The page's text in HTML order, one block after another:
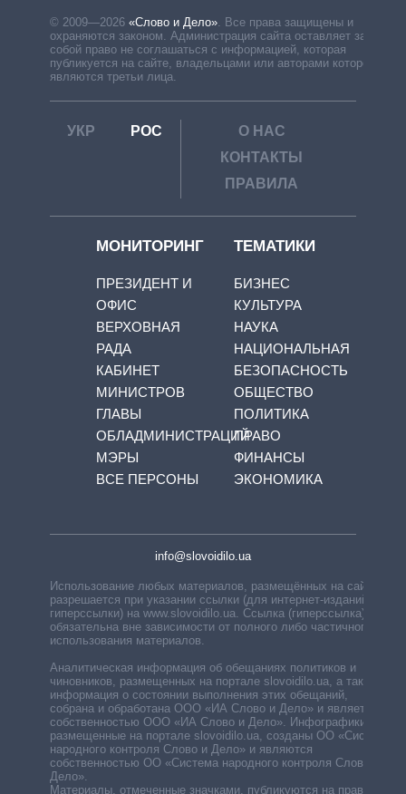
© 2009—2026 «Слово и Дело». Все права защищены и
охраняются законом. Администрация сайта оставляет за
собой право не соглашаться с информацией, которая
публикуется на сайте, владельцами или авторами которой
являются третьи лица.
УКР РОС
О НАС
КОНТАКТЫ
ПРАВИЛА
МОНИТОРИНГ
ПРЕЗИДЕНТ И
ОФИС
ВЕРХОВНАЯ
РАДА
КАБИНЕТ
МИНИСТРОВ
ГЛАВЫ
ОБЛАДМИНИСТРАЦИЙ
МЭРЫ
ВСЕ ПЕРСОНЫ
ТЕМАТИКИ
БИЗНЕС
КУЛЬТУРА
НАУКА
НАЦИОНАЛЬНАЯ
БЕЗОПАСНОСТЬ
ОБЩЕСТВО
ПОЛИТИКА
ПРАВО
ФИНАНСЫ
ЭКОНОМИКА
info@slovoidilo.ua
Использование любых материалов, размещённых на сайте,
разрешается при указании ссылки (для интернет-изданий —
гиперссылки) на www.slovoidilo.ua. Ссылка (гиперссылка)
обязательна вне зависимости от полного либо частичного
использования материалов.
Аналитическая информация об обещаниях политиков и
чиновников, размещенных на портале slovoidilo.ua, а также
информация о состоянии выполнения этих обещаний,
собрана и обработана ООО «ИА Слово и Дело» и является
собственностью ООО «ИА Слово и Дело». Инфографики,
размещенные на портале slovoidilo.ua, созданы ОО «Система
народного контроля Слово и Дело» и являются
собственностью ОО «Система народного контроля Слово и
Дело».
Материалы, отмеченные значками, публикуются на правах